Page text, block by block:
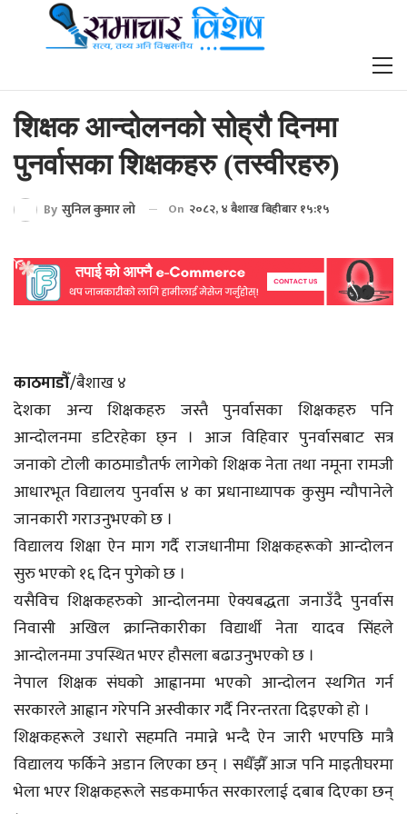
शिक्षक आन्दोलनको सोह्रौ दिनमा
पुनर्वासका शिक्षकहरु (तस्वीरहरु)
By सुनिल कुमार लो On २०८२, ४ बैशाख बिहीबार १५:१५
काठमाडौँ/बैशाख ४
देशका अन्य शिक्षकहरु जस्तै पुनर्वासका शिक्षकहरु पनि
आन्दोलनमा डटिरहेका छ्न । आज विहिवार पुनर्वासबाट सत्र
जनाको टोली काठमाडौतर्फ लागेको शिक्षक नेता तथा नमूना रामजी
आधारभूत विद्यालय पुनर्वास ४ का प्रधानाध्यापक कुसुम न्यौपानेले
जानकारी गराउनुभएको छ ।
विद्यालय शिक्षा ऐन माग गर्दै राजधानीमा शिक्षकहरूको आन्दोलन
सुरु भएको १६ दिन पुगेको छ ।
यसैविच शिक्षकहरुको आन्दोलनमा ऐक्यबद्धता जनाउँदै पुनर्वास
निवासी अखिल क्रान्तिकारीका विद्यार्थी नेता यादव सिंहले
आन्दोलनमा उपस्थित भएर हौसला बढाउनुभएको छ ।
नेपाल शिक्षक संघको आह्वानमा भएको आन्दोलन स्थगित गर्न
सरकारले आह्वान गरेपनि अस्वीकार गर्दै निरन्तरता दिइएको हो ।
शिक्षकहरूले उधारो सहमति नमान्ने भन्दै ऐन जारी भएपछि मात्रै
विद्यालय फर्किने अडान लिएका छन् । सधैँझैँ आज पनि माइतीघरमा
भेला भएर शिक्षकहरूले सडकमार्फत सरकारलाई दबाब दिएका छन्